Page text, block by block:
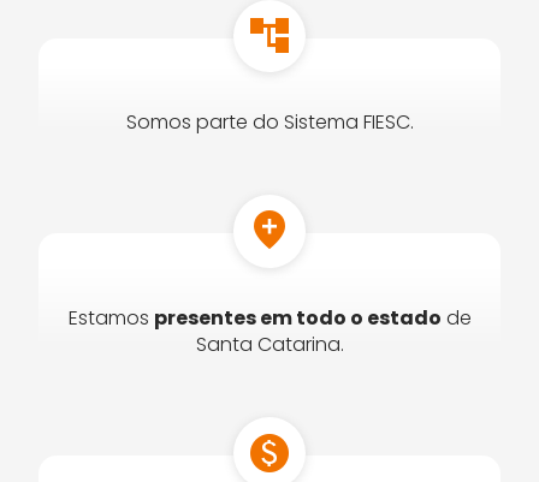
account_tree
Somos parte do Sistema FIESC.
add_location
Estamos presentes em todo o estado de
Santa Catarina.
paid